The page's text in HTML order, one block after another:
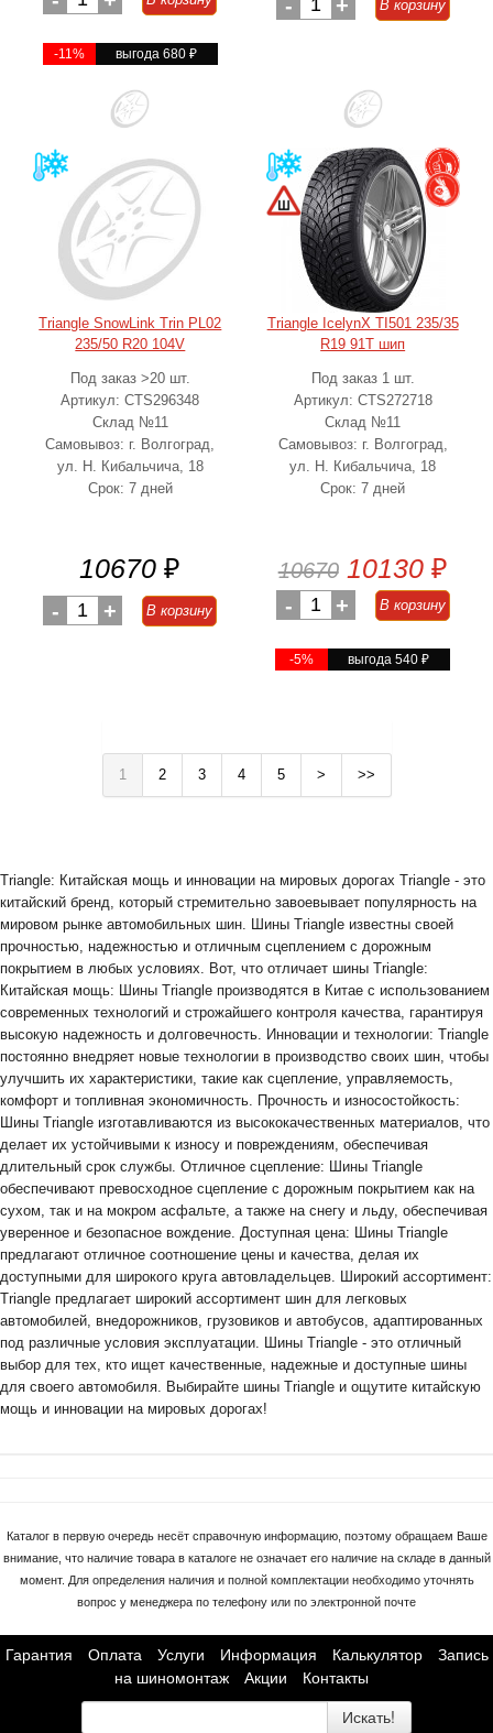
-11% выгода 680₽
- 1 + В корзину
Triangle SnowLink Trin PL02
235/50 R20 104V
Под заказ >20 шт.
Артикул: CTS296348
Склад №11
Самовывоз: г. Волгоград,
ул. Н. Кибальчича, 18
Срок: 7 дней
10670 ₽
- 1 + В корзину
Triangle IcelynX TI501 235/35
R19 91T шип
Под заказ 1 шт.
Артикул: CTS272718
Склад №11
Самовывоз: г. Волгоград,
ул. Н. Кибальчича, 18
Срок: 7 дней
10670 10130 ₽
- 1 + В корзину
-5% выгода 540₽
1 2 3 4 5 > >>
Triangle: Китайская мощь и инновации на мировых дорогах Triangle - это
китайский бренд, который стремительно завоевывает популярность на
мировом рынке автомобильных шин. Шины Triangle известны своей
прочностью, надежностью и отличным сцеплением с дорожным
покрытием в любых условиях. Вот, что отличает шины Triangle:
Китайская мощь: Шины Triangle производятся в Китае с использованием
современных технологий и строжайшего контроля качества, гарантируя
высокую надежность и долговечность. Инновации и технологии: Triangle
постоянно внедряет новые технологии в производство своих шин, чтобы
улучшить их характеристики, такие как сцепление, управляемость,
комфорт и топливная экономичность. Прочность и износостойкость:
Шины Triangle изготавливаются из высококачественных материалов, что
делает их устойчивыми к износу и повреждениям, обеспечивая
длительный срок службы. Отличное сцепление: Шины Triangle
обеспечивают превосходное сцепление с дорожным покрытием как на
сухом, так и на мокром асфальте, а также на снегу и льду, обеспечивая
уверенное и безопасное вождение. Доступная цена: Шины Triangle
предлагают отличное соотношение цены и качества, делая их
доступными для широкого круга автовладельцев. Широкий ассортимент:
Triangle предлагает широкий ассортимент шин для легковых
автомобилей, внедорожников, грузовиков и автобусов, адаптированных
под различные условия эксплуатации. Шины Triangle - это отличный
выбор для тех, кто ищет качественные, надежные и доступные шины
для своего автомобиля. Выбирайте шины Triangle и ощутите китайскую
мощь и инновации на мировых дорогах!
Каталог в первую очередь несёт справочную информацию, поэтому обращаем Ваше
внимание, что наличие товара в каталоге не означает его наличие на складе в данный
момент. Для определения наличия и полной комплектации необходимо уточнять
вопрос у менеджера по телефону или по электронной почте
Гарантия Оплата Услуги Информация Калькулятор
Запись
на шиномонтаж
Акции Контакты
Искать!